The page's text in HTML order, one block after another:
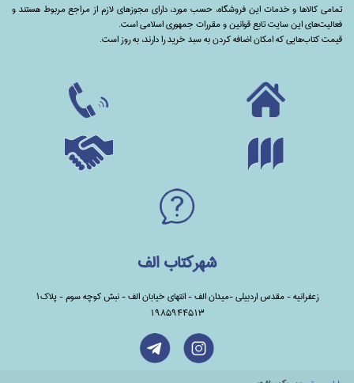
تمامی‌ کالاها و خدمات این فروشگاه، حسب مورد،‌ دارای مجوزهای لازم از مراجع مربوط هستند ‌و‌‌
فعالیت‌های این سایت تابع قوانین و مقررات جمهوری اسلامی است.
قیمت کتاب‌هایی که امکان اضافه کردن به سبد خرید را دارند،‌ به روز است.
شهرکتاب الف
زعفرانیه - مقدس اردبیلی -میدان الف - انتهای خیابان الف - نبش کوچه سوم - پلاک1
1985944513